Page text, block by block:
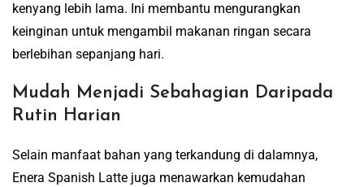
kenyang lebih lama. Ini membantu mengurangkan
keinginan untuk mengambil makanan ringan secara
berlebihan sepanjang hari.
Mudah Menjadi Sebahagian Daripada
Rutin Harian
Selain manfaat bahan yang terkandung di dalamnya,
Enera Spanish Latte juga menawarkan kemudahan